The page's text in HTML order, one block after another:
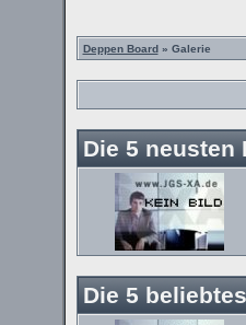
Deppen Board» Galerie
Die 5 neusten
Die 5